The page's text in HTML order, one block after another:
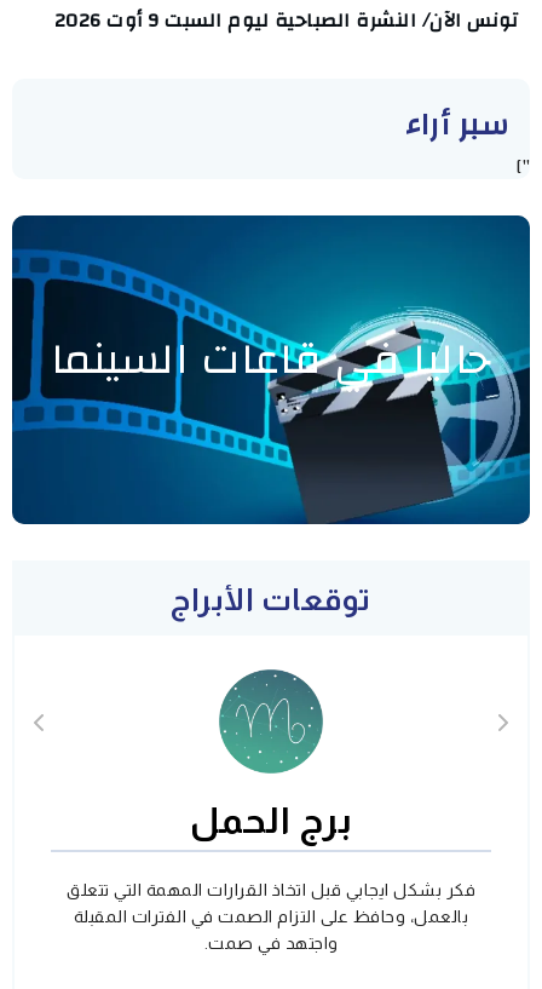
تونس الآن/ النشرة الصباحية ليوم السبت 9 أوت 2026
سبر أراء
"]
حاليا في قاعات السينما
توقعات الأبراج
برج الحمل
فكر بشكل ايجابي قبل اتخاذ القرارات المهمة التي تتعلق
بالعمل، وحافظ على التزام الصمت في الفترات المقبلة
واجتهد في صمت.